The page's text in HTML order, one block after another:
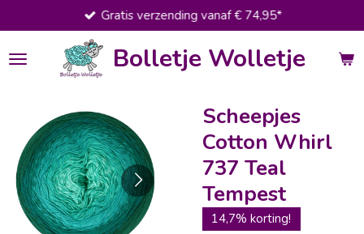
direct
naar
de
Bolletje Wolletje
Gratis verzending vanaf € 74,95*
Scheepjes
Cotton Whirl
737 Teal
Tempest
14,7% korting!